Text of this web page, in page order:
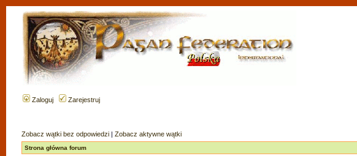
Zaloguj Zarejestruj
Zobacz wątki bez odpowiedzi | Zobacz aktywne wątki
Strona główna forum